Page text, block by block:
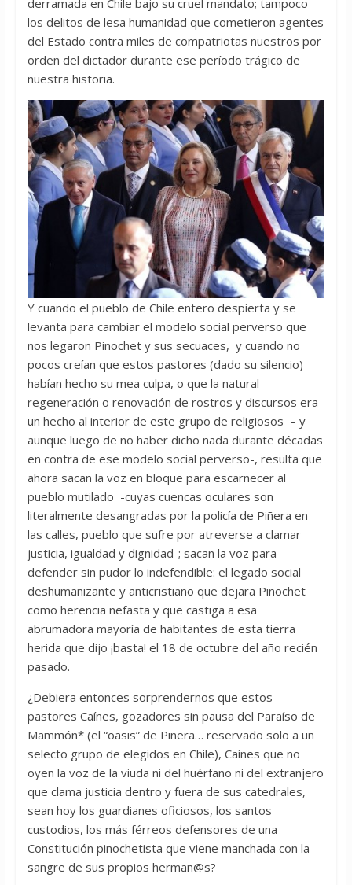
los delitos de lesa humanidad que cometieron agentes
del Estado contra miles de compatriotas nuestros por
orden del dictador durante ese período trágico de
nuestra historia.
Y cuando el pueblo de Chile entero despierta y se
levanta para cambiar el modelo social perverso que
nos legaron Pinochet y sus secuaces, y cuando no
pocos creían que estos pastores (dado su silencio)
habían hecho su mea culpa, o que la natural
regeneración o renovación de rostros y discursos era
un hecho al interior de este grupo de religiosos – y
aunque luego de no haber dicho nada durante décadas
en contra de ese modelo social perverso-, resulta que
ahora sacan la voz en bloque para escarnecer al
pueblo mutilado -cuyas cuencas oculares son
literalmente desangradas por la policía de Piñera en
las calles, pueblo que sufre por atreverse a clamar
justicia, igualdad y dignidad-; sacan la voz para
defender sin pudor lo indefendible: el legado social
deshumanizante y anticristiano que dejara Pinochet
como herencia nefasta y que castiga a esa
abrumadora mayoría de habitantes de esta tierra
herida que dijo ¡basta! el 18 de octubre del año recién
pasado.
¿Debiera entonces sorprendernos que estos
pastores Caínes, gozadores sin pausa del Paraíso de
Mammón* (el “oasis” de Piñera… reservado solo a un
selecto grupo de elegidos en Chile), Caínes que no
oyen la voz de la viuda ni del huérfano ni del extranjero
que clama justicia dentro y fuera de sus catedrales,
sean hoy los guardianes oficiosos, los santos
custodios, los más férreos defensores de una
Constitución pinochetista que viene manchada con la
sangre de sus propios herman@s?